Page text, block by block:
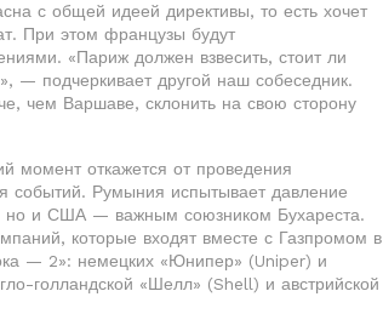
с общей идеей директивы, то есть хочет
При этом французы будут
«Париж должен взвесить, стоит ли
— подчеркивает другой наш собеседник.
чем Варшаве, склонить на свою сторону
момент откажется от проведения
событий. Румыния испытывает давление
но и США — важным союзником Бухареста.
которые входят вместе с Газпромом в
— 2»: немецких «Юнипер» (Uniper) и
голландской «Шелл» (Shell) и австрийской